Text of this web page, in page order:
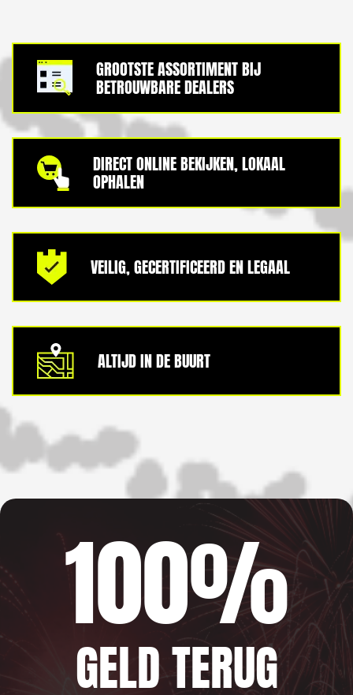
GROOTSTE ASSORTIMENT BIJ
BETROUWBARE DEALERS
DIRECT ONLINE BEKIJKEN, LOKAAL
OPHALEN
VEILIG, GECERTIFICEERD EN LEGAAL
ALTIJD IN DE BUURT
100%
GELD TERUG